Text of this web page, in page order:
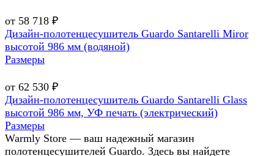
от 58 718 ₽
Дизайн-полотенцесушитель Guardo Santarelli Miror
высотой 986 мм (водяной)
Размеры
от 62 530 ₽
Дизайн-полотенцесушитель Guardo Santarelli Glass
высотой 986 мм, УФ печать (электрический)
Размеры
Warmly Store — ваш надежный магазин
полотенцесушителей Guardo. Здесь вы найдете